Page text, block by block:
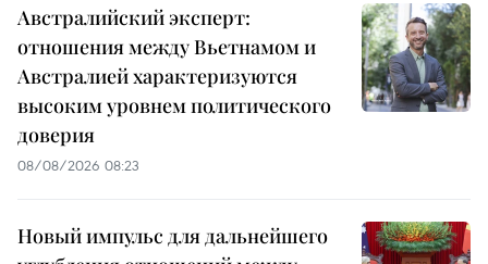
Австралийский эксперт:
отношения между Вьетнамом и
Австралией характеризуются
высоким уровнем политического
доверия
08/08/2026 08:23
Новый импульс для дальнейшего